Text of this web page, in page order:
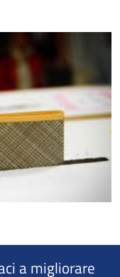
a migliorare